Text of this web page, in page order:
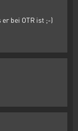
bei OTR ist ;-)